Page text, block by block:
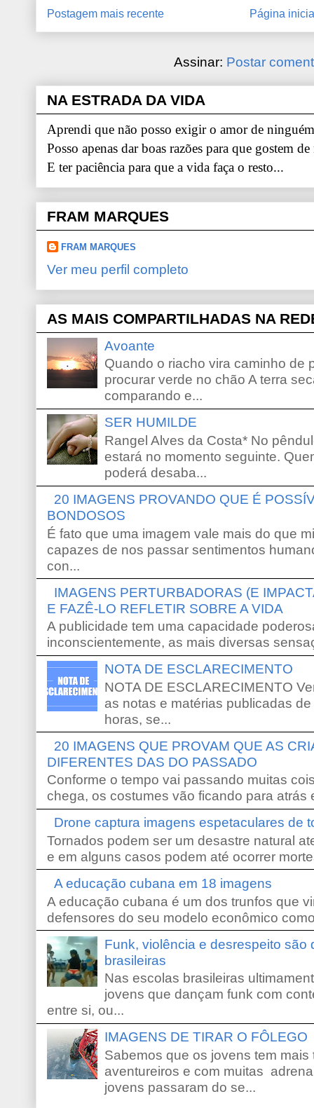
Postagem mais recente Página
Assinar: Postar
NA ESTRADA DA VIDA
Aprendi que não posso exigir o amor de
Posso apenas dar boas razões para que gostem
E ter paciência para que a vida faça o resto...
FRAM MARQUES
FRAM MARQUES
Ver meu perfil completo
AS MAIS COMPARTILHADAS NA
Avoante
Quando o riacho vira caminho de
procurar verde no chão A terra
comparando e...
SER HUMILDE
Rangel Alves da Costa* No
estará no momento seguinte.
poderá desaba...
20 IMAGENS PROVANDO QUE É
BONDOSOS
É fato que uma imagem vale mais do que
capazes de nos passar sentimentos
con...
IMAGENS PERTURBADORAS (E
E FAZÊ-LO REFLETIR SOBRE A VIDA
A publicidade tem uma capacidade
inconscientemente, as mais diversas
NOTA DE ESCLARECIMENTO
NOTA DE ESCLARECIMENTO
as notas e matérias publicadas
horas, se...
20 IMAGENS QUE PROVAM QUE AS
DIFERENTES DAS DO PASSADO
Conforme o tempo vai passando muitas
chega, os costumes vão ficando para atrás
Drone captura imagens espetaculares de
Tornados podem ser um desastre natural
e em alguns casos podem até ocorrer
A educação cubana em 18 imagens
A educação cubana é um dos trunfos que
defensores do seu modelo econômico
Funk, violência e desrespeito são
brasileiras
Nas escolas brasileiras
jovens que dançam funk com
entre si, ou...
IMAGENS DE TIRAR O FÔLEGO
Sabemos que os jovens tem
aventureiros e com muitas
jovens passaram do se...